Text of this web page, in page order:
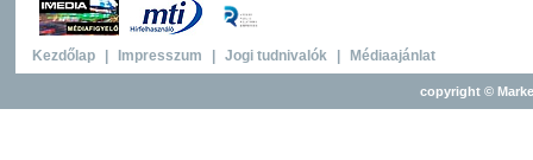
Kezdőlap Impresszum Jogi tudnivalók Médiaajánlat
copyright ©